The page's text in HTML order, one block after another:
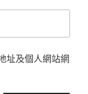
址及個人網站網